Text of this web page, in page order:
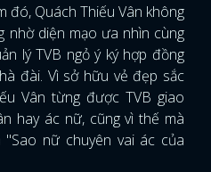
đó, Quách Thiếu Vân không
nhờ diện mạo ưa nhìn cùng
lý TVB ngỏ ý ký hợp đồng
đài. Vì sở hữu vẻ đẹp sắc
Vân từng được TVB giao
hay ác nữ, cũng vì thế mà
nữ chuyên vai ác của